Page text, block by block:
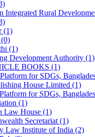
Integrated Rural
(1)
(1)
Development Authority (1)
BOOKS (1)
for SDGs,
House Limited (1)
for SDGs,
(1)
Law House (1)
Secretariat (1)
Law Institute of India (2)